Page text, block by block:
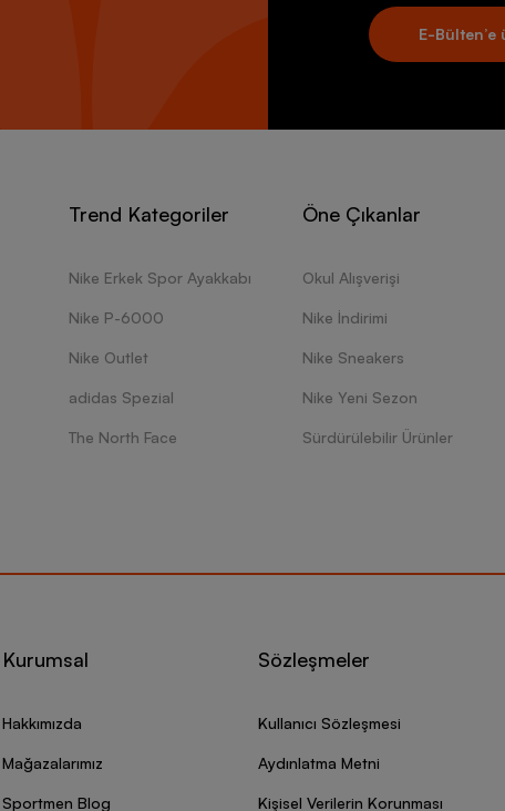
E-Bülten’e
Trend Kategoriler
Nike Erkek Spor Ayakkabı
Nike P-6000
Nike Outlet
adidas Spezial
The North Face
Öne Çıkanlar
Okul Alışverişi
Nike İndirimi
Nike Sneakers
Nike Yeni Sezon
Sürdürülebilir Ürünler
Kurumsal
Hakkımızda
Mağazalarımız
Sportmen Blog
Sözleşmeler
Kullanıcı Sözleşmesi
Aydınlatma Metni
Kişisel Verilerin Korunması